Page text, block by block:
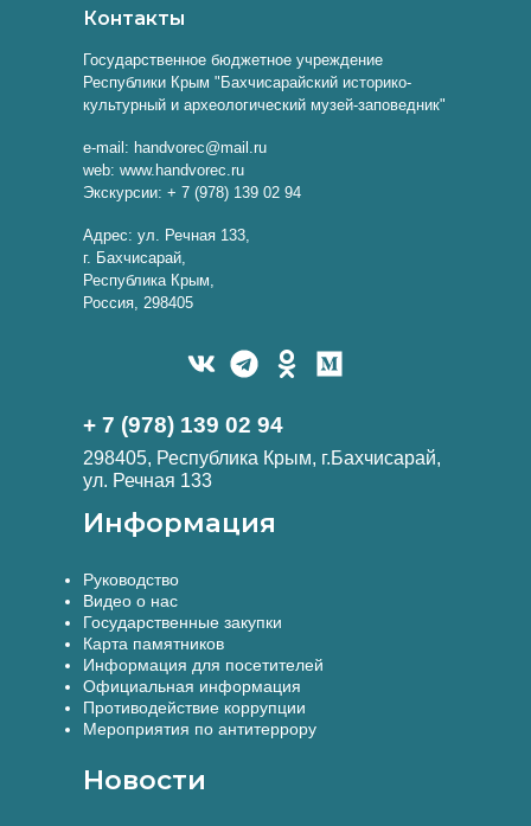
Контакты
Государственное бюджетное учреждение
Республики Крым "Бахчисарайский историко-
культурный и археологический музей-заповедник"
e-mail: handvorec@mail.ru
web: www.handvorec.ru
Экскурсии: + 7 (978) 139 02 94
Адрес: ул. Речная 133,
г. Бахчисарай,
Республика Крым,
Россия, 298405
+ 7 (978) 139 02 94
298405, Республика Крым, г.Бахчисарай,
ул. Речная 133
Информация
Руководство
Видео о нас
Государственные закупки
Карта памятников
Информация для посетителей
Официальная информация
Противодействие коррупции
Мероприятия по антитеррору
Новости